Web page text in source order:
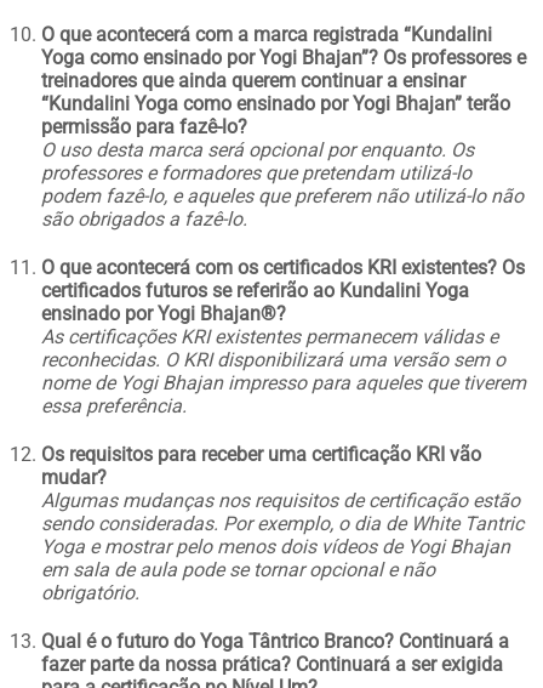
O que acontecerá com a marca registrada “Kundalini
Yoga como ensinado por Yogi Bhajan”? Os professores e
treinadores que ainda querem continuar a ensinar
“Kundalini Yoga como ensinado por Yogi Bhajan” terão
permissão para fazê-lo?
O uso desta marca será opcional por enquanto. Os
professores e formadores que pretendam utilizá-lo
podem fazê-lo, e aqueles que preferem não utilizá-lo não
são obrigados a fazê-lo.
O que acontecerá com os certificados KRI existentes? Os
certificados futuros se referirão ao Kundalini Yoga
ensinado por Yogi Bhajan®?
As certificações KRI existentes permanecem válidas e
reconhecidas. O KRI disponibilizará uma versão sem o
nome de Yogi Bhajan impresso para aqueles que tiverem
essa preferência.
Os requisitos para receber uma certificação KRI vão
mudar?
Algumas mudanças nos requisitos de certificação estão
sendo consideradas. Por exemplo, o dia de White Tantric
Yoga e mostrar pelo menos dois vídeos de Yogi Bhajan
em sala de aula pode se tornar opcional e não
obrigatório.
Qual é o futuro do Yoga Tântrico Branco? Continuará a
fazer parte da nossa prática? Continuará a ser exigida